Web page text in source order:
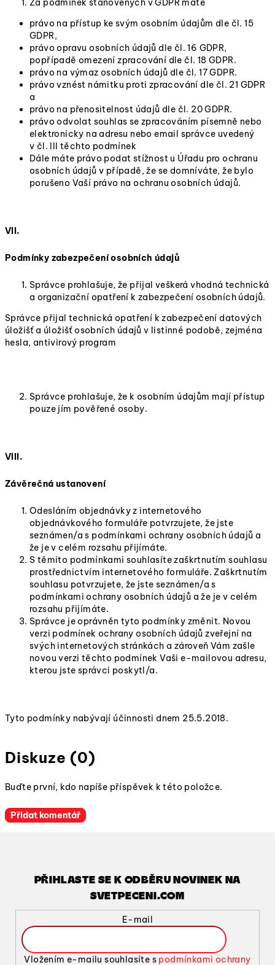
Za podmínek stanovených v GDPR máte
právo na přístup ke svým osobním údajům dle čl. 15
GDPR,
právo opravu osobních údajů dle čl. 16 GDPR,
popřípadě omezení zpracování dle čl. 18 GDPR.
právo na výmaz osobních údajů dle čl. 17 GDPR.
právo vznést námitku proti zpracování dle čl. 21 GDPR
a
právo na přenositelnost údajů dle čl. 20 GDPR.
právo odvolat souhlas se zpracováním písemně nebo
elektronicky na adresu nebo email správce uvedený
v čl. III těchto podmínek
Dále máte právo podat stížnost u Úřadu pro ochranu
osobních údajů v případě, že se domníváte, že bylo
porušeno Vaší právo na ochranu osobních údajů.
VII.
Podmínky zabezpečení osobních údajů
Správce prohlašuje, že přijal veškerá vhodná technická
a organizační opatření k zabezpečení osobních údajů.
Správce přijal technická opatření k zabezpečení datových
úložišť a úložišť osobních údajů v listinné podobě, zejména
hesla, antivirový program
Správce prohlašuje, že k osobním údajům mají přístup
pouze jím pověřené osoby.
VIII.
Závěrečná ustanovení
Odesláním objednávky z internetového
objednávkového formuláře potvrzujete, že jste
seznámen/a s podmínkami ochrany osobních údajů a
že je v celém rozsahu přijímáte.
S těmito podmínkami souhlasíte zaškrtnutím souhlasu
prostřednictvím internetového formuláře. Zaškrtnutím
souhlasu potvrzujete, že jste seznámen/a s
podmínkami ochrany osobních údajů a že je v celém
rozsahu přijímáte.
Správce je oprávněn tyto podmínky změnit. Novou
verzi podmínek ochrany osobních údajů zveřejní na
svých internetových stránkách a zároveň Vám zašle
novou verzi těchto podmínek Vaši e-mailovou adresu,
kterou jste správci poskytl/a.
Tyto podmínky nabývají účinnosti dnem 25.5.2018.
Diskuze (0)
Buďte první, kdo napíše příspěvek k této položce.
Přidat komentář
PŘIHLASTE SE K ODBĚRU NOVINEK NA
SVETPECENI.COM
E-mail
Vložením e-mailu souhlasíte s podmínkami ochrany